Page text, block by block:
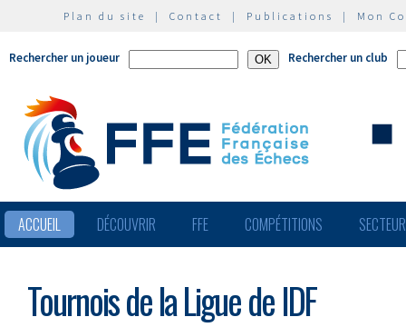
Plan du site | Contact | Publications | Mon
Rechercher un joueur Rechercher un club
ACCUEIL DÉCOUVRIR FFE COMPÉTITIONS
Tournois de la Ligue de IDF